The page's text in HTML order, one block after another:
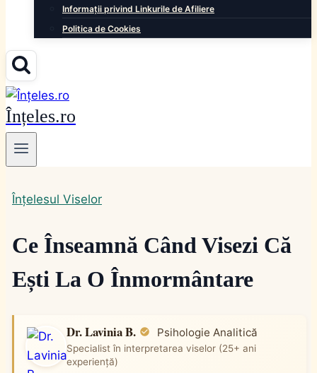
Informații privind Linkurile de Afiliere
Politica de Cookies
Înțeles.ro
Înțelesul Viselor
Ce Înseamnă Când Visezi Că
Ești La O Înmormântare
Dr. Lavinia B. Psihologie Analitică
Specialist în interpretarea viselor (25+ ani
experiență)